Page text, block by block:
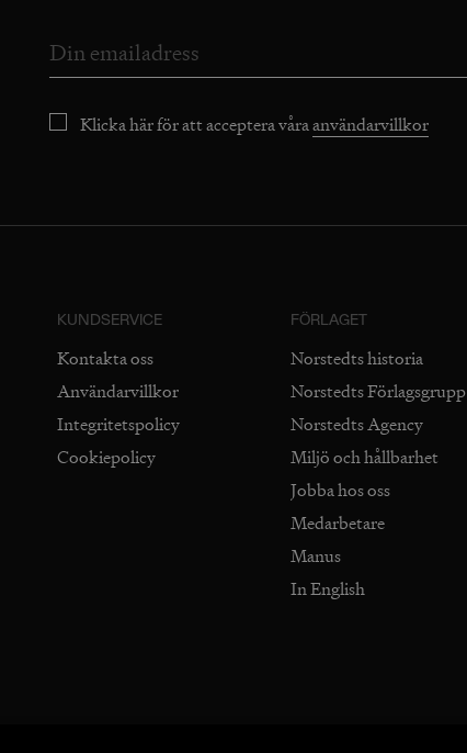
Klicka här för att acceptera våraanvändarvillkor
KUNDSERVICE
Kontakta oss
Användarvillkor
Integritetspolicy
Cookiepolicy
FÖRLAGET
Norstedts historia
Norstedts Förlagsgrupp
Norstedts Agency
Miljö och hållbarhet
Jobba hos oss
Medarbetare
Manus
In English